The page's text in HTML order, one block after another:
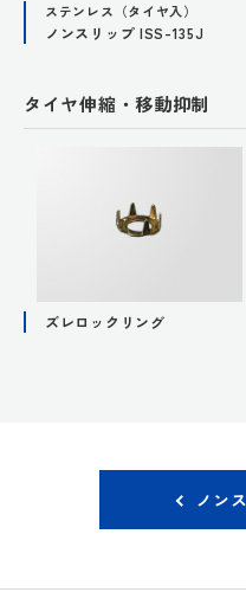
ステンレス（タイヤ入）
ノンスリップ ISS-135J
タイヤ伸縮・移動抑制
ズレロックリング
ノン